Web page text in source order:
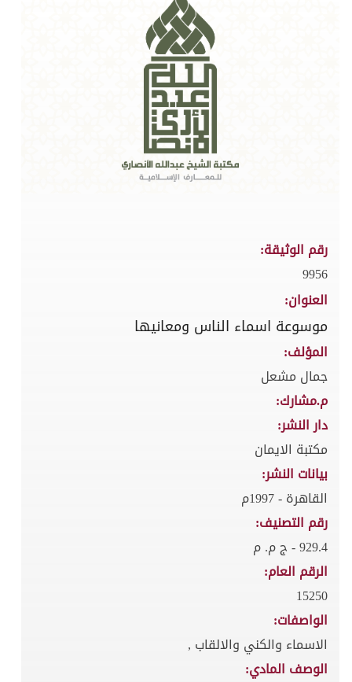
رقم الوثيقة:
9956
العنوان:
موسوعة اسماء الناس ومعانيها
المؤلف:
جمال مشعل
م.مشارك:
دار النشر:
مكتبة الايمان
بيانات النشر:
القاهرة - 1997م
رقم التصنيف:
929.4 - ج م. م
الرقم العام:
15250
الواصفات:
الاسماء والكني والالقاب ,
الوصف المادي: